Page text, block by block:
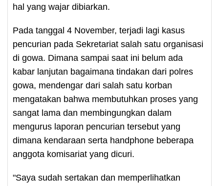
hal yang wajar dibiarkan.
Pada tanggal 4 November, terjadi lagi kasus
pencurian pada Sekretariat salah satu organisasi
di gowa. Dimana sampai saat ini belum ada
kabar lanjutan bagaimana tindakan dari polres
gowa, mendengar dari salah satu korban
mengatakan bahwa membutuhkan proses yang
sangat lama dan membingungkan dalam
mengurus laporan pencurian tersebut yang
dimana kendaraan serta handphone beberapa
anggota komisariat yang dicuri.
"Saya sudah sertakan dan memperlihatkan